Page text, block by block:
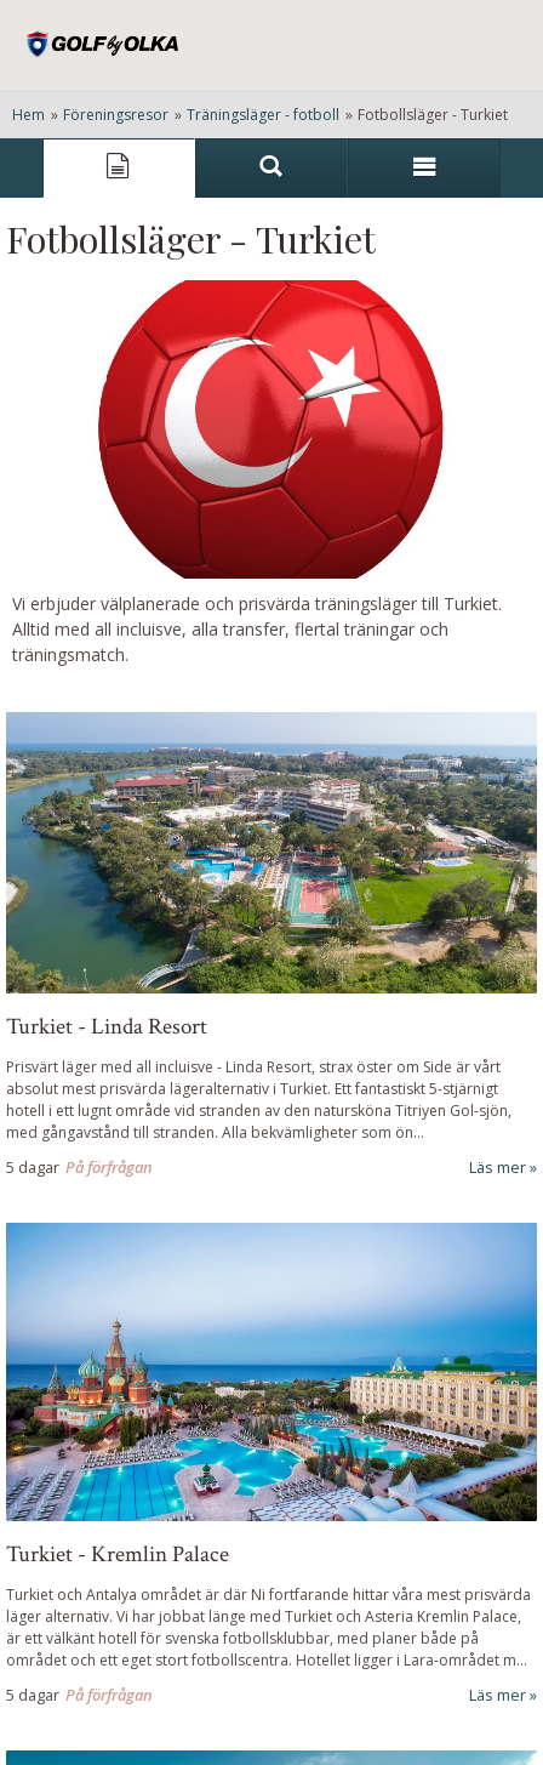
Hem » Föreningsresor » Träningsläger - fotboll » Fotbollsläger - Turkiet
Fotbollsläger - Turkiet
Vi erbjuder välplanerade och prisvärda träningsläger till Turkiet.
Alltid med all incluisve, alla transfer, flertal träningar och
träningsmatch.
Turkiet - Linda Resort
Prisvärt läger med all incluisve - Linda Resort, strax öster om Side är vårt
absolut mest prisvärda lägeralternativ i Turkiet. Ett fantastiskt 5-stjärnigt
hotell i ett lugnt område vid stranden av den natursköna Titriyen Gol-sjön,
med gångavstånd till stranden. Alla bekvämligheter som ön...
5 dagar På förfrågan Läs mer
Turkiet - Kremlin Palace
Turkiet och Antalya området är där Ni fortfarande hittar våra mest prisvärda
läger alternativ. Vi har jobbat länge med Turkiet och Asteria Kremlin Palace,
är ett välkänt hotell för svenska fotbollsklubbar, med planer både på
området och ett eget stort fotbollscentra. Hotellet ligger i Lara-området m...
5 dagar På förfrågan Läs mer